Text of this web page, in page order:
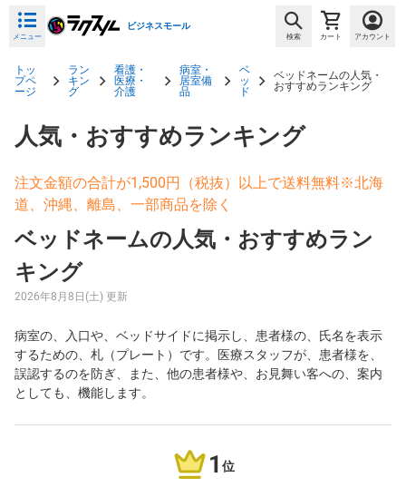
メニュー
ビジネスモール
検索 カート アカウント
トッ
プペ
ージ
ラン
キン
グ
看護・
医療・
介護
病室・
居室備
品
ベ
ッ
ド
ベッドネームの人気・
おすすめランキング
人気・おすすめランキング
注文金額の合計が1,500円（税抜）以上で送料無料※北海
道、沖縄、離島、一部商品を除く
ベッドネームの人気・おすすめラン
キング
2026年8月8日(土) 更新
病室の、入口や、ベッドサイドに掲示し、患者様の、氏名を表示
するための、札（プレート）です。医療スタッフが、患者様を、
誤認するのを防ぎ、また、他の患者様や、お見舞い客への、案内
としても、機能します。
1 位